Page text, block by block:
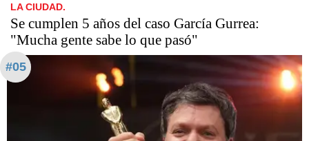
LA CIUDAD.
Se cumplen 5 años del caso García Gurrea:
"Mucha gente sabe lo que pasó"
#05